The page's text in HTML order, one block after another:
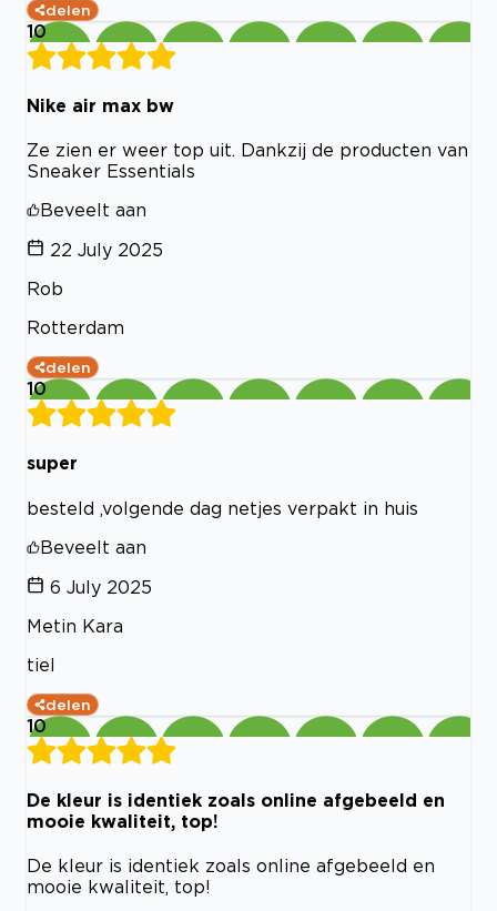
delen
10
Nike air max bw
Ze zien er weer top uit. Dankzij de producten van
Sneaker Essentials
Beveelt aan
22 July 2025
Rob
Rotterdam
delen
10
super
besteld ,volgende dag netjes verpakt in huis
Beveelt aan
6 July 2025
Metin Kara
tiel
delen
10
De kleur is identiek zoals online afgebeeld en
mooie kwaliteit, top!
De kleur is identiek zoals online afgebeeld en
mooie kwaliteit, top!